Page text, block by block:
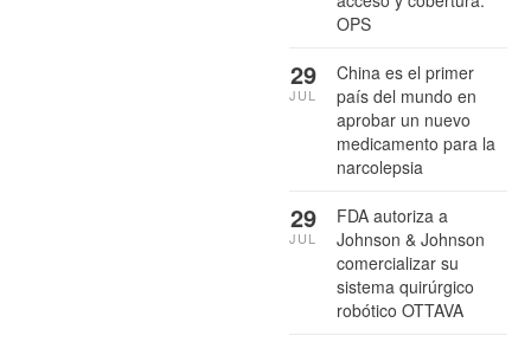
OPS
China es el primer
país del mundo en
aprobar un nuevo
medicamento para la
narcolepsia
29
JUL
FDA autoriza a
Johnson & Johnson
comercializar su
sistema quirúrgico
robótico OTTAVA
29
JUL